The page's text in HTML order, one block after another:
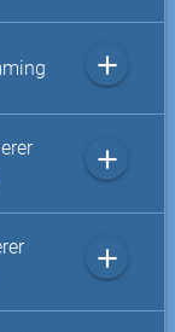
add
add
add